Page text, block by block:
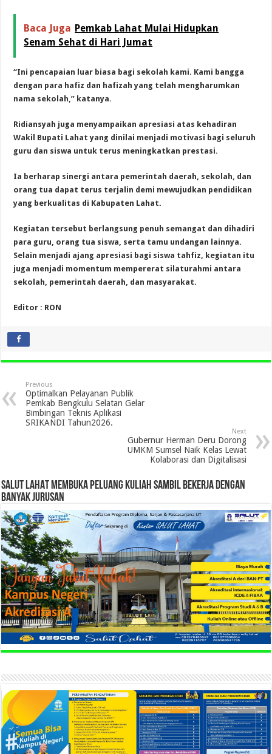
Baca Juga Pemkab Lahat Mulai Hidupkan
Senam Sehat di Hari Jumat
“Ini pencapaian luar biasa bagi sekolah kami. Kami bangga
dengan para hafiz dan hafizah yang telah mengharumkan
nama sekolah,” katanya.
Ridiansyah juga menyampaikan apresiasi atas kehadiran
Wakil Bupati Lahat yang dinilai menjadi motivasi bagi seluruh
guru dan siswa untuk terus meningkatkan prestasi.
Ia berharap sinergi antara pemerintah daerah, sekolah, dan
orang tua dapat terus terjalin demi mewujudkan pendidikan
yang berkualitas di Kabupaten Lahat.
Kegiatan tersebut berlangsung penuh semangat dan dihadiri
para guru, orang tua siswa, serta tamu undangan lainnya.
Selain menjadi ajang apresiasi bagi siswa tahfiz, kegiatan itu
juga menjadi momentum mempererat silaturahmi antara
sekolah, pemerintah daerah, dan masyarakat.
Editor : RON
Previous
Optimalkan Pelayanan Publik
Pemkab Bengkulu Selatan Gelar
Bimbingan Teknis Aplikasi
SRIKANDI Tahun2026.
Next
Gubernur Herman Deru Dorong
UMKM Sumsel Naik Kelas Lewat
Kolaborasi dan Digitalisasi
SALUT LAHAT MEMBUKA PELUANG KULIAH SAMBIL BEKERJA DENGAN
BANYAK JURUSAN